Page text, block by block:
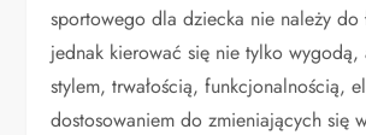
sportowego dla dziecka nie należy do
jednak kierować się nie tylko wygodą,
stylem, trwałością, funkcjonalnością,
dostosowaniem do zmieniających się